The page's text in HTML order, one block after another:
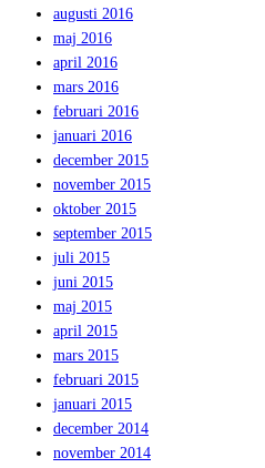
augusti 2016
maj 2016
april 2016
mars 2016
februari 2016
januari 2016
december 2015
november 2015
oktober 2015
september 2015
juli 2015
juni 2015
maj 2015
april 2015
mars 2015
februari 2015
januari 2015
december 2014
november 2014